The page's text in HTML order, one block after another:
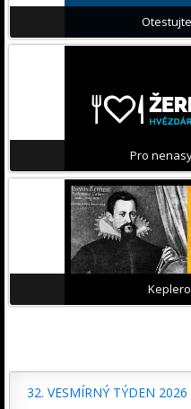
Pro
32. VESMÍRNÝ TÝDEN 2026